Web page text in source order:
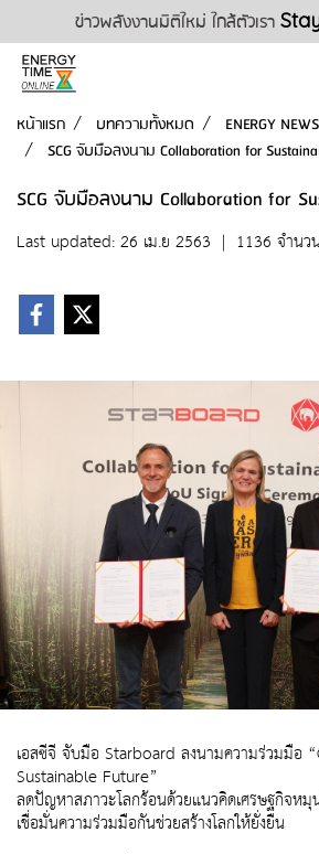
ข่าวพลังงานมิติใหม่ ใกล้ตัวเรา
หน้าแรก บทความทั้งหมด
ENERGY NEWS
SCG จับมือลงนาม Collaboration for
SCG จับมือลงนาม Collaboration for
Last updated: 26 เม.ย 2563 | 1136 จำนว
เอสซีจี จับมือ Starboard ลงนามความร่วมมือ
Sustainable Future”
ลดปัญหาสภาวะโลกร้อนด้วยแนวคิดเศรษฐกิจหมุ
เชื่อมั่นความร่วมมือกันช่วยสร้างโลกให้ยั่งยืน